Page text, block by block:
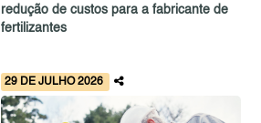
redução de custos para a fabricante de
fertilizantes
29 DE JULHO 2026